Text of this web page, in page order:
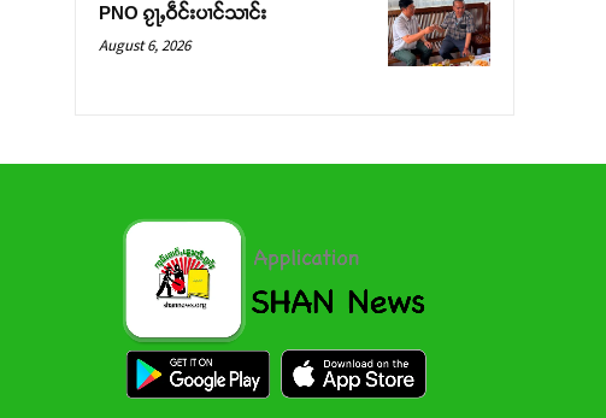
PNO ၵႂႃႇဝဵင်းပၢင်သၢင်း
August 6, 2026